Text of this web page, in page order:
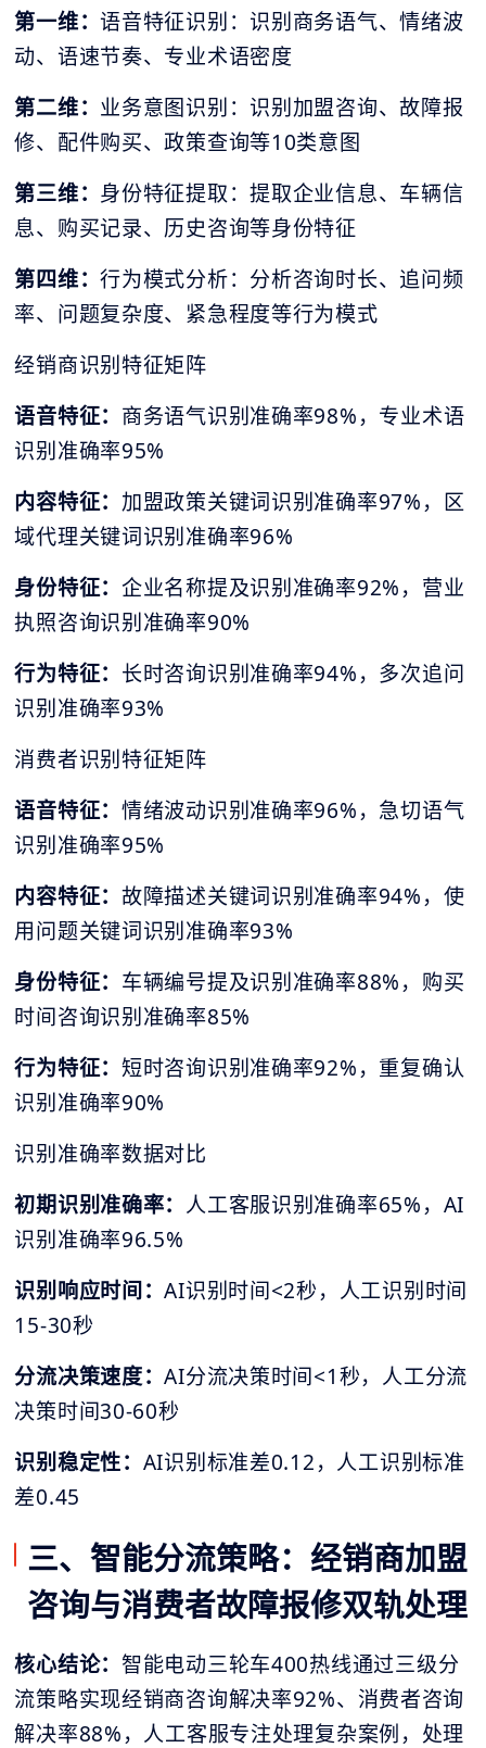
第一维：语音特征识别：识别商务语气、情绪波
动、语速节奏、专业术语密度
第二维： 业务意图识别：识别加盟咨询、故障报
修、配件购买、政策查询等10类意图
第三维： 身份特征提取：提取企业信息、车辆信
息、购买记录、历史咨询等身份特征
第四维：行为模式分析：分析咨询时长、追问频
率、问题复杂度、紧急程度等行为模式
经销商识别特征矩阵
语音特征： 商务语气识别准确率98%，专业术语
识别准确率95%
内容特征： 加盟政策关键词识别准确率97%，区
域代理关键词识别准确率96%
身份特征：企业名称提及识别准确率92%，营业
执照咨询识别准确率90%
行为特征： 长时咨询识别准确率94%，多次追问
识别准确率93%
消费者识别特征矩阵
语音特征：情绪波动识别准确率96%，急切语气
识别准确率95%
内容特征：故障描述关键词识别准确率94%，使
用问题关键词识别准确率93%
身份特征： 车辆编号提及识别准确率88%，购买
时间咨询识别准确率85%
行为特征：短时咨询识别准确率92%，重复确认
识别准确率90%
识别准确率数据对比
初期识别准确率： 人工客服识别准确率65%，AI
识别准确率96.5%
识别响应时间：AI识别时间<2秒，人工识别时间
15-30秒
分流决策速度：AI分流决策时间<1秒，人工分流
决策时间30-60秒
识别稳定性： AI识别标准差0.12，人工识别标准
差0.45
三、智能分流策略：经销商加盟
咨询与消费者故障报修双轨处理
核心结论： 智能电动三轮车400热线通过三级分
流策略实现经销商咨询解决率92%、消费者咨询
解决率88%，人工客服专注处理复杂案例，处理